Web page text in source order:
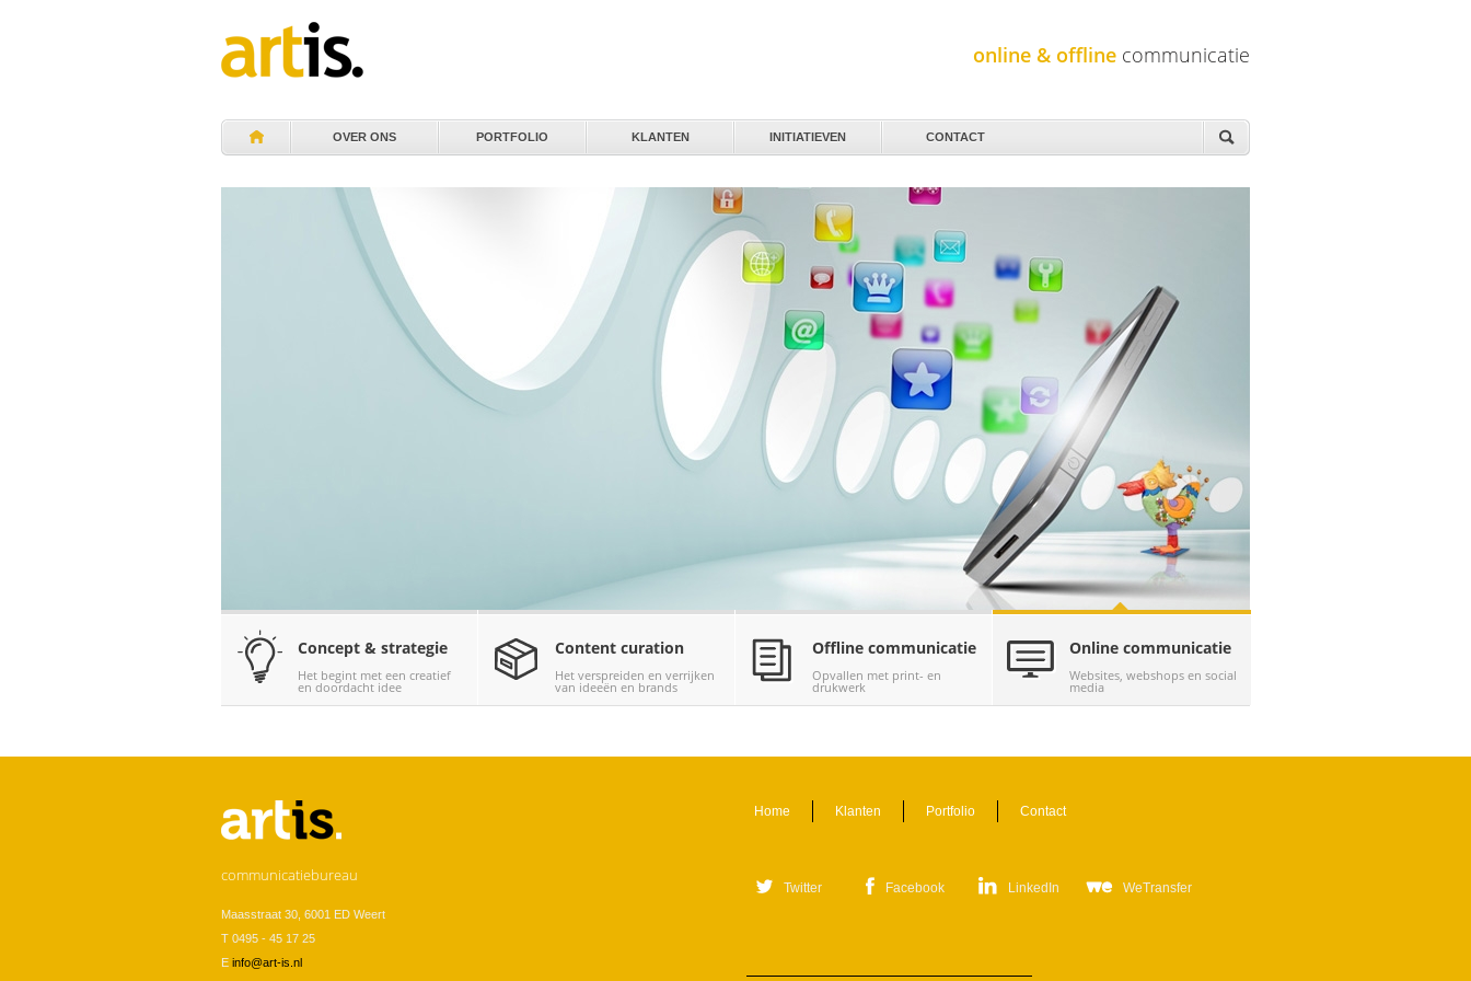
online & offline communicatie
Concept & strategie
Het begint met een creatief
en doordacht idee
Content curation
Het verspreiden en verrijken
van ideeën en brands
Offline communicatie
Opvallen met print- en
drukwerk
Online communicatie
Websites, webshops en social
media
(actieve tabblad)
OVER ONS PORTFOLIO KLANTEN INITIATIEVEN CONTACT
communicatiebureau
Maasstraat 30, 6001 ED Weert
T 0495 - 45 17 25
E info@art-is.nl
Home Klanten Portfolio Contact
Twitter Facebook LinkedIn WeTransfer